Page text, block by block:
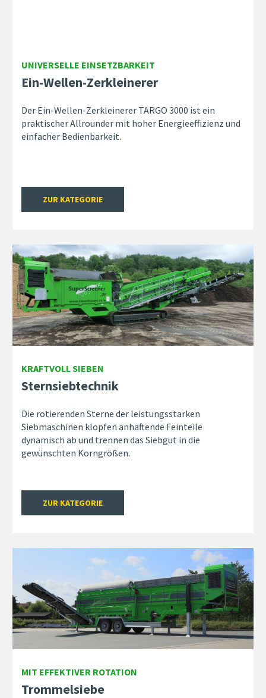
UNIVERSELLE EINSETZBARKEIT
Ein-Wellen-Zerkleinerer
Der Ein-Wellen-Zerkleinerer TARGO 3000 ist ein
praktischer Allrounder mit hoher Energieeffizienz und
einfacher Bedienbarkeit.
ZUR KATEGORIE
KRAFTVOLL SIEBEN
Sternsiebtechnik
Die rotierenden Sterne der leistungsstarken
Siebmaschinen klopfen anhaftende Feinteile
dynamisch ab und trennen das Siebgut in die
gewünschten Korngrößen.
ZUR KATEGORIE
MIT EFFEKTIVER ROTATION
Trommelsiebe